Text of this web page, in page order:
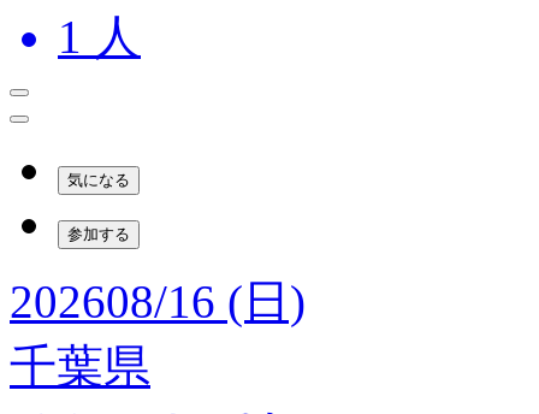
1 人
気になる
参加する
202608/16 (日)
千葉県